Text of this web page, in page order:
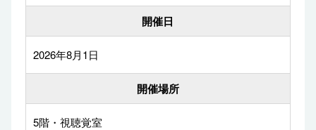
開催日
2026年8月1日
開催場所
5階・視聴覚室